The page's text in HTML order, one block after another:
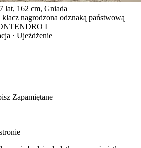
lat, 162 cm, Gniada
nagrodzona odznaką państwową
I
· Ujeżdżenie
Zapamiętane